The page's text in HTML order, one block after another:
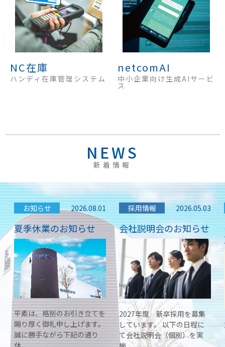
NC在庫
ハンディ在庫管理システム
netcomAI
中小企業向け生成AIサービ
ス
NEWS
新着情報
夏季休業のお知らせ
平素は、格別のお引き立てを
賜り厚く御礼申し上げます。
誠に勝手ながら下記の通り
休...
2026.08.01
お知らせ
会社説明会のお知らせ
2027年度 新卒採用を募集
しています。 以下の日程に
て会社説明会（個別）を実
2026.05.03
採用情報